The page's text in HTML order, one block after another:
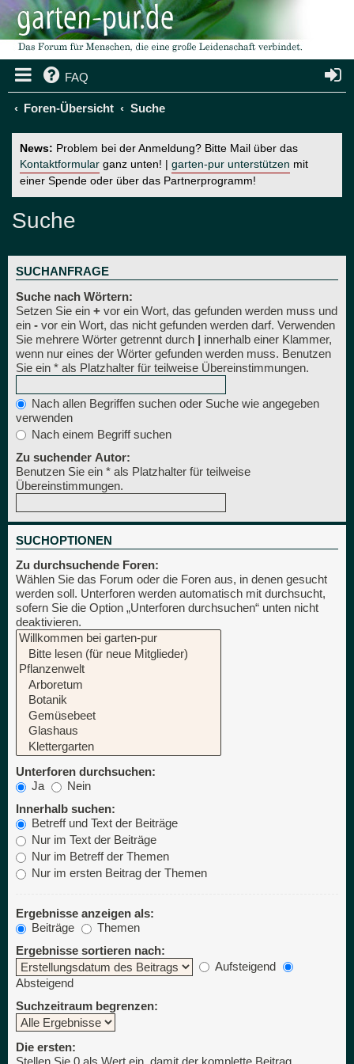
FAQ
Foren-Übersicht Suche
News: Problem bei der Anmeldung? Bitte Mail über das
Kontaktformular ganz unten! | garten-pur unterstützen mit
einer Spende oder über das Partnerprogramm!
Suche
SUCHANFRAGE
Suche nach Wörtern:
Setzen Sie ein + vor ein Wort, das gefunden werden muss und
ein - vor ein Wort, das nicht gefunden werden darf. Verwenden
Sie mehrere Wörter getrennt durch | innerhalb einer Klammer,
wenn nur eines der Wörter gefunden werden muss. Benutzen
Sie ein * als Platzhalter für teilweise Übereinstimmungen.
Nach allen Begriffen suchen oder Suche wie angegeben
verwenden
Nach einem Begriff suchen
Zu suchender Autor:
Benutzen Sie ein * als Platzhalter für teilweise
Übereinstimmungen.
SUCHOPTIONEN
Zu durchsuchende Foren:
Wählen Sie das Forum oder die Foren aus, in denen gesucht
werden soll. Unterforen werden automatisch mit durchsucht,
sofern Sie die Option „Unterforen durchsuchen“ unten nicht
deaktivieren.
Unterforen durchsuchen:
Ja
Nein
Innerhalb suchen:
Betreff und Text der Beiträge
Nur im Text der Beiträge
Nur im Betreff der Themen
Nur im ersten Beitrag der Themen
Ergebnisse anzeigen als:
Beiträge
Themen
Ergebnisse sortieren nach:
Aufsteigend
Absteigend
Suchzeitraum begrenzen:
Die ersten: